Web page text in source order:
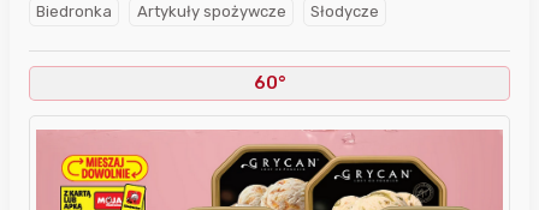
Biedronka Artykuły spożywcze Słodycze
60°